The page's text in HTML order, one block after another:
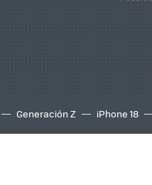
Generación Z iPhone 18